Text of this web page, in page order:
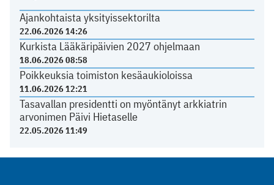
Ajankohtaista yksityissektorilta
22.06.2026 14:26
Kurkista Lääkäripäivien 2027 ohjelmaan
18.06.2026 08:58
Poikkeuksia toimiston kesäaukioloissa
11.06.2026 12:21
Tasavallan presidentti on myöntänyt arkkiatrin
arvonimen Päivi Hietaselle
22.05.2026 11:49